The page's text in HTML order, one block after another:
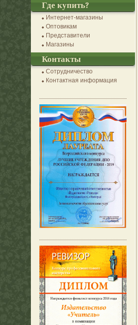
Где купить?
Интернет-магазины
Оптовикам
Представители
Магазины
Контакты
Сотрудничество
Контактная информация